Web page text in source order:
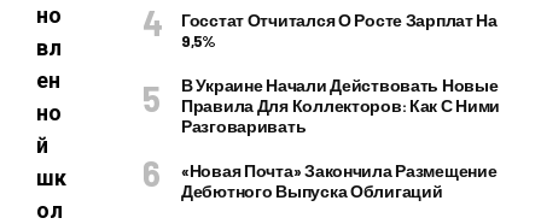
но
вл
ен
но
й
шк
ол
Госстат Отчитался О Росте Зарплат На
9,5%
В Украине Начали Действовать Новые
Правила Для Коллекторов: Как С Ними
Разговаривать
«Новая Почта» Закончила Размещение
Дебютного Выпуска Облигаций